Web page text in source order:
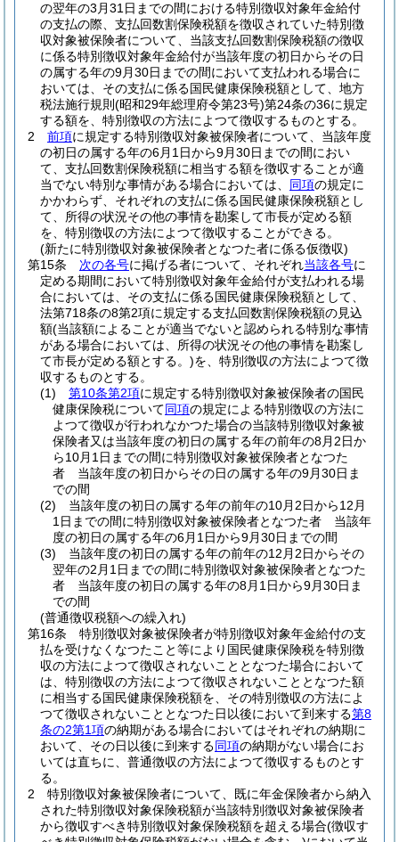
の翌年の3月31日までの間における特別徴収対象年金給付
の支払の際、支払回数割保険税額を徴収されていた特別徴
収対象被保険者について、当該支払回数割保険税額の徴収
に係る特別徴収対象年金給付が当該年度の初日からその日
の属する年の9月30日までの間において支払われる場合に
おいては、その支払に係る国民健康保険税額として、地方
税法施行規則 (昭和29年総理府令第23号)第24条の36に規定
する額を、特別徴収の方法によつて徴収するものとする。
2
前項に規定する特別徴収対象被保険者について、当該年度
の初日の属する年の6月1日から9月30日までの間におい
て、支払回数割保険税額に相当する額を徴収することが適
当でない特別な事情がある場合においては、 同項の規定に
かかわらず、それぞれの支払に係る国民健康保険税額とし
て、所得の状況その他の事情を勘案して市長が定める額
を、特別徴収の方法によつて徴収することができる。
(新たに特別徴収対象被保険者となつた者に係る仮徴収)
第15条
次の各号に掲げる者について、それぞれ当該各号に
定める期間において特別徴収対象年金給付が支払われる場
合においては、その支払に係る国民健康保険税額として、
法第718条の8第2項に規定する支払回数割保険税額の見込
額(当該額によることが適当でないと認められる特別な事情
がある場合においては、所得の状況その他の事情を勘案し
て市長が定める額とする。)を、特別徴収の方法によつて徴
収するものとする。
(1)
第10条第2項に規定する特別徴収対象被保険者の国民
健康保険税について同項の規定による特別徴収の方法に
よつて徴収が行われなかつた場合の当該特別徴収対象被
保険者又は当該年度の初日の属する年の前年の8月2日か
ら10月1日までの間に特別徴収対象被保険者となつた
者 当該年度の初日からその日の属する年の9月30日ま
での間
(2)
当該年度の初日の属する年の前年の10月2日から12月
1日までの間に特別徴収対象被保険者となつた者 当該年
度の初日の属する年の6月1日から9月30日までの間
(3)
当該年度の初日の属する年の前年の12月2日からその
翌年の2月1日までの間に特別徴収対象被保険者となつた
者 当該年度の初日の属する年の8月1日から9月30日ま
での間
(普通徴収税額への繰入れ)
第16条
特別徴収対象被保険者が特別徴収対象年金給付の支
払を受けなくなつたこと等により国民健康保険税を特別徴
収の方法によつて徴収されないこととなつた場合において
は、特別徴収の方法によつて徴収されないこととなつた額
に相当する国民健康保険税額を、その特別徴収の方法によ
つて徴収されないこととなつた日以後において到来する第8
条の2第1項の納期がある場合においてはそれぞれの納期に
おいて、その日以後に到来する同項の納期がない場合にお
いては直ちに、普通徴収の方法によつて徴収するものとす
る。
2
特別徴収対象被保険者について、既に年金保険者から納入
された特別徴収対象保険税額が当該特別徴収対象被保険者
から徴収すべき特別徴収対象保険税額を超える場合(徴収す